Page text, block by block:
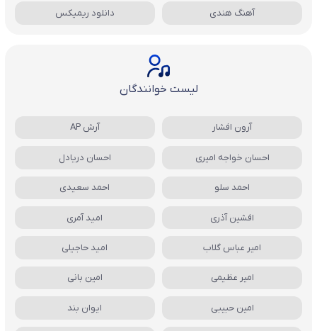
آهنگ هندی دانلود ریمیکس
لیست خوانندگان
آرون افشار آرش AP
احسان خواجه امیری احسان دریادل
احمد سلو احمد سعیدی
افشین آذری امید آمری
امیر عباس گلاب امید حاجیلی
امیر عظیمی امین بانی
امین حبیبی ایوان بند